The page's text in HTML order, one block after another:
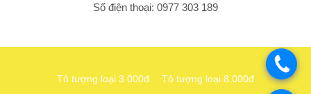
Số điện thoại: 0977 303 189
Tô tượng loại 3.000đ
Tô tượng loại 8.000đ
.